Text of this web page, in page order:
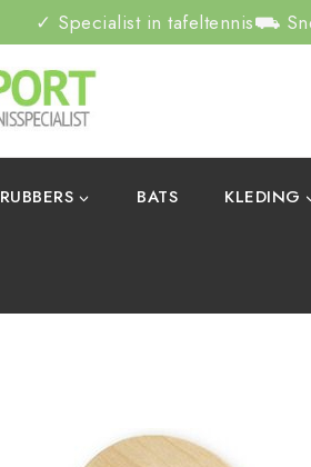
✓ Specialist in tafeltennis⛟
RUBBERS BATS KLEDING